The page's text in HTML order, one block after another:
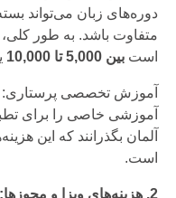
دوره‌های زبان می‌تواند
متفاوت باشد. به طور کلی،
استبین 5,000 تا 10,000
آموزش تخصصی پرستاری:
آموزشی خاصی را برای
آلمان بگذرانند که این
است.